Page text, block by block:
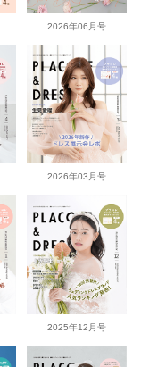
2026年06月号
2026年03月号
2025年12月号